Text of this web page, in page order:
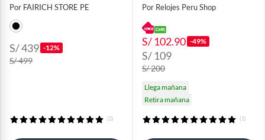
Por FAIRICH STORE PE
S/ 439 -12%
S/ 499
(2)
Por Relojes Peru Shop
S/ 102.90 -49%
S/ 109
S/ 200
Llega mañana
Retira mañana
(1)